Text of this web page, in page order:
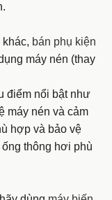
bán phụ kiện
máy nén (thay
điểm nổi bật như
máy nén và cảm
hợp và bảo vệ
thông hơi phù